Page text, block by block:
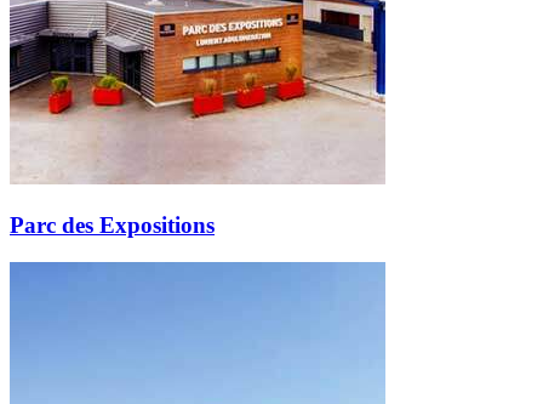
Parc des Expositions